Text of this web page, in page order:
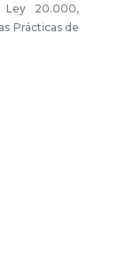
Ley 20.000,
Prácticas de